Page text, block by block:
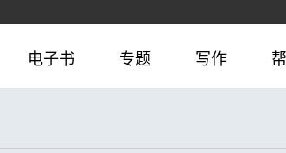
电子书 专题 写作